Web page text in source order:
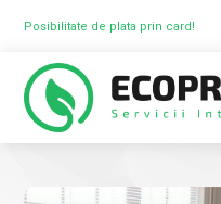
Posibilitate de plata prin card!